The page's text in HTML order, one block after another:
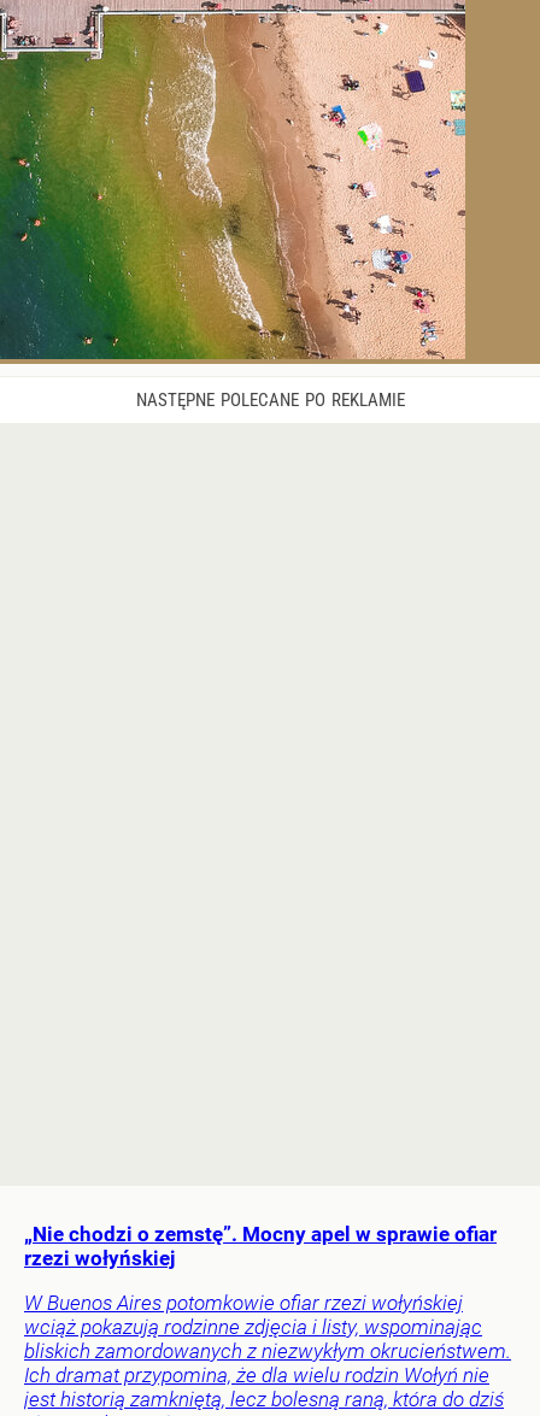
„Nie chodzi o zemstę”. Mocny apel w sprawie ofiar
rzezi wołyńskiej
W Buenos Aires potomkowie ofiar rzezi wołyńskiej
wciąż pokazują rodzinne zdjęcia i listy, wspominając
bliskich zamordowanych z niezwykłym okrucieństwem.
Ich dramat przypomina, że dla wielu rodzin Wołyń nie
jest historią zamkniętą, lecz bolesną raną, która do dziś